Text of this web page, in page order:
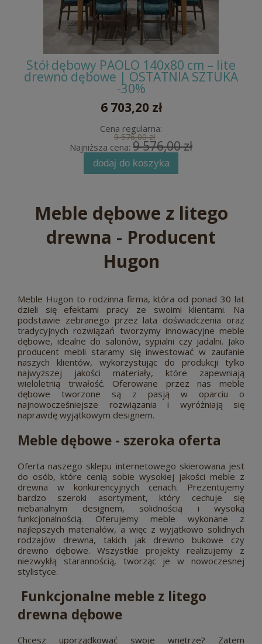
Stół dębowy PAOLO 140x80 cm – lite
drewno dębowe | OSTATNIA SZTUKA
-30%
6 703,20 zł
Cena regularna:
9 576,00 zł
Najniższa cena: 9 576,00 zł
dodaj do koszyka
Meble dębowe z litego
drewna - Producent
Hugon
Meble Hugon to rodzinna firma, która od ponad 30 lat
dzieli się efektami pracy ze swoimi klientami. Na
podstawie zebranego przez lata doświadczenia oraz
tradycyjnych rozwiązań tworzymy innowacyjne meble
dębowe, idealne do salonów, sypialni czy jadalni. Jako
producent mebli staramy się inwestować w zaufanie
naszych klientów, wykorzystując do produkcji tylko
najwyższej jakości materiały, które zapewniają
wieloletnią trwałość. Oferowane przez nas meble
dębowe tworzone są z pasją w oparciu o
najnowocześniejsze rozwiązania i wyróżniają się
naprawdę wyjątkowym designem.
Meble dębowe - szeroka oferta
Oferta naszego sklepu internetowego skierowana jest
do osób, które cenią sobie wysokiej jakości meble z
drewna w konkurencyjnych cenach. Prezentujemy
bardzo szeroki asortyment, który cechuje się
niebanalnym designem, solidnością i wysoką
funkcjonalnością. Oferujemy meble wykonane z
najlepszych materiałów, a więc z wyjątkowo solidnych
rodzajów drewna, takich jak drewno bukowe czy
drewno dębowe. Wszystkie projekty realizujemy z
niezwykłą starannością, tworząc je w nowoczesnej
stylistyce.
Funkcjonalne meble z litego
drewna dębowe
Chcesz uporządkować swoje wnętrze? Zatem